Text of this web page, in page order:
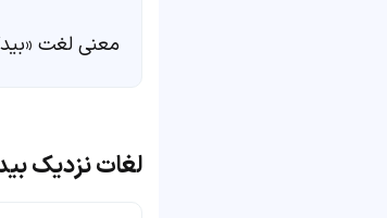
معنی لغت
لغات نزدیک